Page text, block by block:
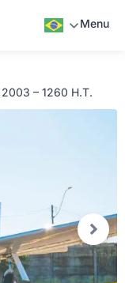
Menu
– 1260 H.T.